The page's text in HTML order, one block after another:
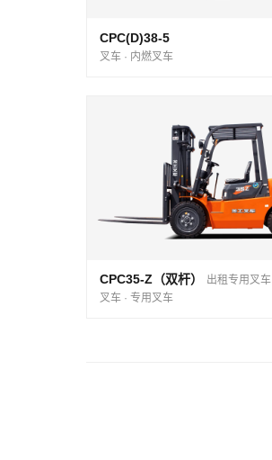
CPC(D)38-5
叉车 · 内燃叉车
CPC35-Z（双杆）
出租专用叉车
叉车 · 专用叉车